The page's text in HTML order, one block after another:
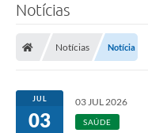
Notícias
Notícias Notícia
JUL
03
03 JUL 2026
SAÚDE